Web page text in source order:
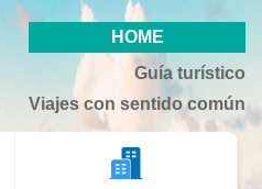
HOME
Guía turístico
Viajes con sentido común